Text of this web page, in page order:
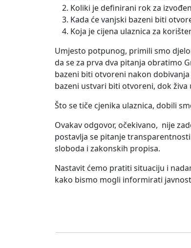
Koliki je definirani rok za
Kada će vanjski bazeni biti
Koja je cijena ulaznica za
Umjesto potpunog, primili smo
da se za prva dva pitanja obratimo
bazeni biti otvoreni nakon
bazeni ustvari biti otvoreni, dok
Što se tiče cjenika ulaznica, dobili
Ovakav odgovor, očekivano, nije
postavlja se pitanje
sloboda i zakonskih propisa.
Nastavit ćemo pratiti situaciju i
kako bismo mogli informirati